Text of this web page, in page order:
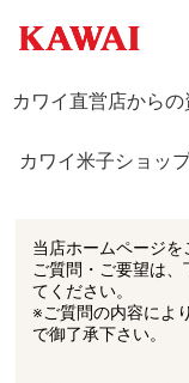
カワイ直営店から
カワイ米子ショッ
当店ホームページを
ご質問・ご要望は
てください。
※ご質問の内容によ
で御了承下さい。